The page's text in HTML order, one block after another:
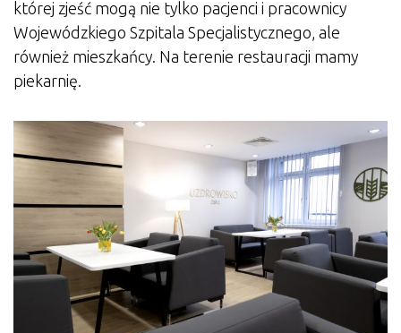
której zjeść mogą nie tylko pacjenci i pracownicy
Wojewódzkiego Szpitala Specjalistycznego, ale
również mieszkańcy. Na terenie restauracji mamy
piekarnię.